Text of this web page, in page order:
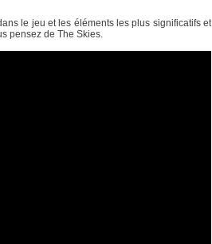
le jeu et les éléments les plus significatifs et
pensez de The Skies.